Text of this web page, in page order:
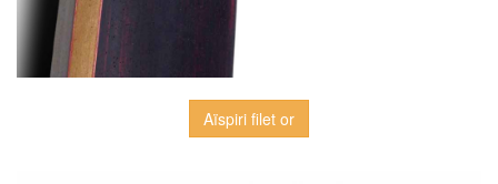
Aïspiri filet or